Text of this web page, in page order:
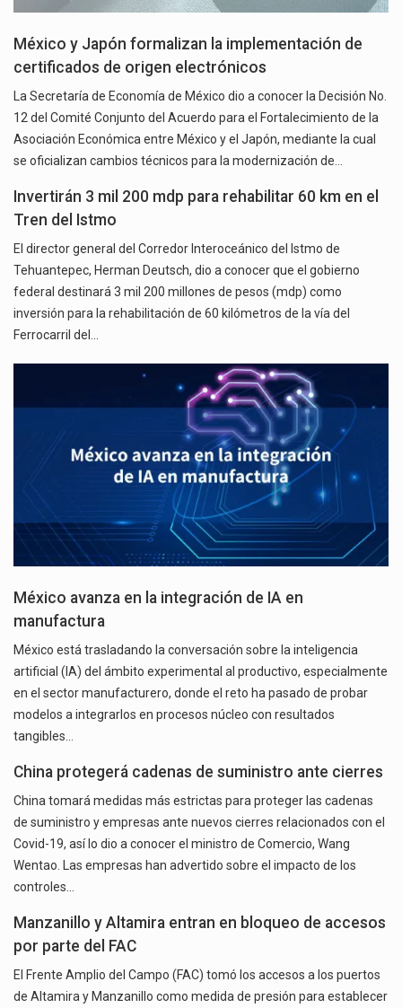
México y Japón formalizan la implementación de
certificados de origen electrónicos
La Secretaría de Economía de México dio a conocer la Decisión No.
12 del Comité Conjunto del Acuerdo para el Fortalecimiento de la
Asociación Económica entre México y el Japón, mediante la cual
se oficializan cambios técnicos para la modernización de…
Invertirán 3 mil 200 mdp para rehabilitar 60 km en el
Tren del Istmo
El director general del Corredor Interoceánico del Istmo de
Tehuantepec, Herman Deutsch, dio a conocer que el gobierno
federal destinará 3 mil 200 millones de pesos (mdp) como
inversión para la rehabilitación de 60 kilómetros de la vía del
Ferrocarril del…
México avanza en la integración de IA en
manufactura
México está trasladando la conversación sobre la inteligencia
artificial (IA) del ámbito experimental al productivo, especialmente
en el sector manufacturero, donde el reto ha pasado de probar
modelos a integrarlos en procesos núcleo con resultados
tangibles…
China protegerá cadenas de suministro ante cierres
China tomará medidas más estrictas para proteger las cadenas
de suministro y empresas ante nuevos cierres relacionados con el
Covid-19, así lo dio a conocer el ministro de Comercio, Wang
Wentao. Las empresas han advertido sobre el impacto de los
controles…
Manzanillo y Altamira entran en bloqueo de accesos
por parte del FAC
El Frente Amplio del Campo (FAC) tomó los accesos a los puertos
de Altamira y Manzanillo como medida de presión para establecer